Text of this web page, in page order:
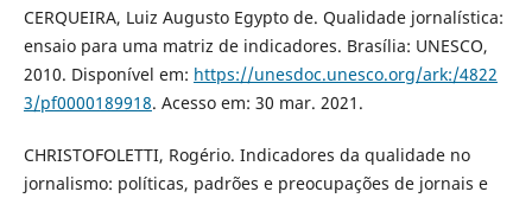
CERQUEIRA, Luiz Augusto Egypto de. Qualidade jornalística:
ensaio para uma matriz de indicadores. Brasília: UNESCO,
2010. Disponível em: https://unesdoc.unesco.org/ark:/4822
3/pf0000189918. Acesso em: 30 mar. 2021.
CHRISTOFOLETTI, Rogério. Indicadores da qualidade no
jornalismo: políticas, padrões e preocupações de jornais e